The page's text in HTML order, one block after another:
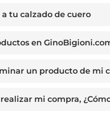
a tu calzado de cuero
en
un producto de mi
mi compra,